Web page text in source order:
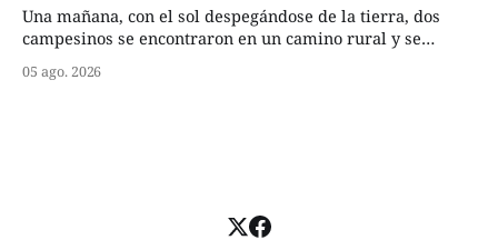
Una mañana, con el sol despegándose de la tierra, dos
campesinos se encontraron en un camino rural y se
remolachas, Manuel? —quiso saber uno. —Eso acabo de
05 ago. 2026